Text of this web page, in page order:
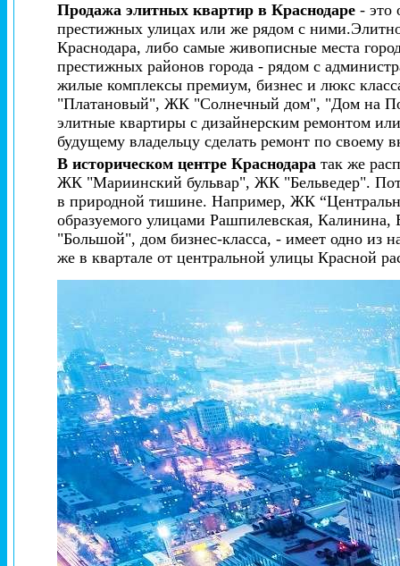
Продажа элитных квартир в Краснодаре - это
престижных улицах или же рядом с
Краснодара, либо самые живописные места
престижных районов города - рядом с
жилые комплексы премиум, бизнес и люкс
"Платановый", ЖК "Солнечный дом", "Дом на
элитные квартиры с дизайнерским ремонтом
будущему владельцу сделать ремонт по своему
В историческом центре Краснодара так же
ЖК "Мариинский бульвар", ЖК "Бельведер".
в природной тишине. Например, ЖК
образуемого улицами Рашпилевская,
"Большой", дом бизнес-класса, - имеет одно из
же в квартале от центральной улицы Красной